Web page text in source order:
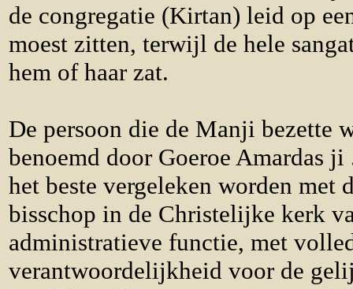
de congregatie (Kirtan) leid op
moest zitten, terwijl de hele
hem of haar zat.
De persoon die de Manji bezette
benoemd door Goeroe Amardas
het beste vergeleken worden met
bisschop in de Christelijke kerk
administratieve functie, met
verantwoordelijkheid voor de